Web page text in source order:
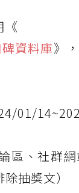
《
資料庫》
01/
區、社群
抽獎文）